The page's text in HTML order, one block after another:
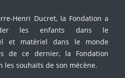
Henri Ducret, la Fondation a
les enfants dans le
et matériel dans le monde
de ce dernier, la Fondation
les souhaits de son mécène.